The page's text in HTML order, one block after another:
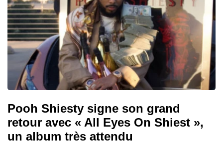
Pooh Shiesty signe son grand
retour avec « All Eyes On Shiest »,
un album très attendu